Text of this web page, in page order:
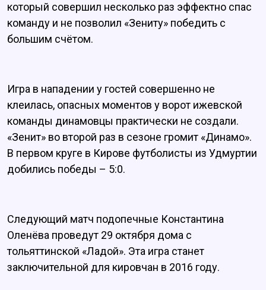
который совершил несколько раз эффектно спас
команду и не позволил «Зениту» победить с
большим счётом.
Игра в нападении у гостей совершенно не
клеилась, опасных моментов у ворот ижевской
команды динамовцы практически не создали.
«Зенит» во второй раз в сезоне громит «Динамо».
В первом круге в Кирове футболисты из Удмуртии
добились победы – 5:0.
Следующий матч подопечные Константина
Оленёва проведут 29 октября дома с
тольяттинской «Ладой». Эта игра станет
заключительной для кировчан в 2016 году.